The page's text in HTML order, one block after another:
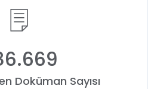
Doküman Sayısı